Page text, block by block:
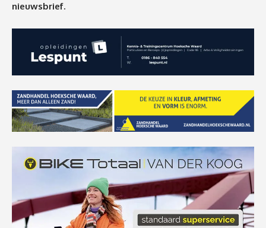
nieuwsbrief.